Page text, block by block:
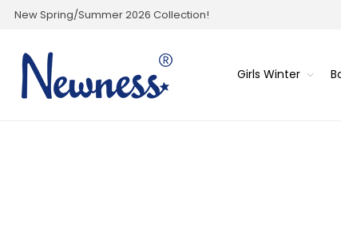
New Spring/Summer 2026 Collection!
Girls Winter